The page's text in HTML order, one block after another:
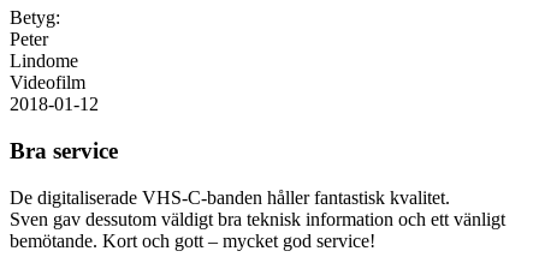
Betyg:
Peter
Lindome
Videofilm
2018-01-12
Bra service
De digitaliserade VHS-C-banden håller fantastisk kvalitet.
Sven gav dessutom väldigt bra teknisk information och ett vänligt
bemötande. Kort och gott – mycket god service!